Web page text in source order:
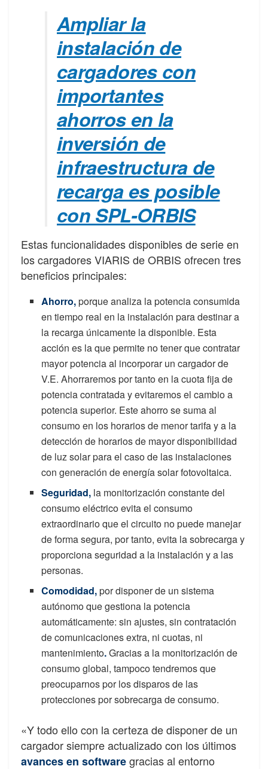
Ampliar la
instalación de
cargadores con
importantes
ahorros en la
inversión de
infraestructura de
recarga es posible
con SPL-ORBIS
Estas funcionalidades disponibles de serie en
los cargadores VIARIS de ORBIS ofrecen tres
beneficios principales:
Ahorro,porque analiza la potencia consumida
en tiempo real en la instalación para destinar a
la recarga únicamente la disponible. Esta
acción es la que permite no tener que contratar
mayor potencia al incorporar un cargador de
V.E. Ahorraremos por tanto en la cuota fija de
potencia contratada y evitaremos el cambio a
potencia superior. Este ahorro se suma al
consumo en los horarios de menor tarifa y a la
detección de horarios de mayor disponibilidad
de luz solar para el caso de las instalaciones
con generación de energía solar fotovoltaica.
Seguridad, la monitorización constante del
consumo eléctrico evita el consumo
extraordinario que el circuito no puede manejar
de forma segura, por tanto, evita la sobrecarga y
proporciona seguridad a la instalación y a las
personas.
Comodidad,por disponer de un sistema
autónomo que gestiona la potencia
automáticamente: sin ajustes, sin contratación
de comunicaciones extra, ni cuotas, ni
mantenimiento.Gracias a la monitorización de
consumo global, tampoco tendremos que
preocuparnos por los disparos de las
protecciones por sobrecarga de consumo.
«Y todo ello con la certeza de disponer de un
cargador siempre actualizado con los últimos
avances en softwaregracias al entorno